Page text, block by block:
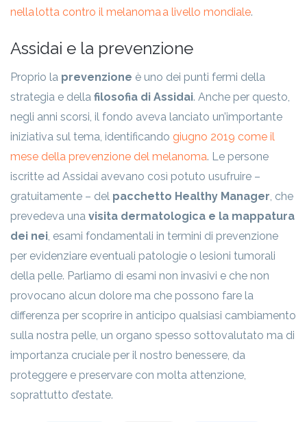
nella lotta contro il melanoma a livello mondiale.
Assidai e la prevenzione
Proprio la prevenzione è uno dei punti fermi della
strategia e della filosofia di Assidai. Anche per questo,
negli anni scorsi, il fondo aveva lanciato un’importante
iniziativa sul tema, identificando giugno 2019 come il
mese della prevenzione del melanoma. Le persone
iscritte ad Assidai avevano così potuto usufruire –
gratuitamente – del pacchetto Healthy Manager , che
prevedeva una visita dermatologica e la mappatura
dei nei , esami fondamentali in termini di prevenzione
per evidenziare eventuali patologie o lesioni tumorali
della pelle. Parliamo di esami non invasivi e che non
provocano alcun dolore ma che possono fare la
differenza per scoprire in anticipo qualsiasi cambiamento
sulla nostra pelle, un organo spesso sottovalutato ma di
importanza cruciale per il nostro benessere, da
proteggere e preservare con molta attenzione,
soprattutto d’estate.